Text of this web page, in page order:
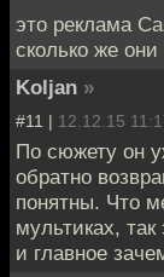
это реклама
сколько же
Koljan »
#11 | 12.12.15
По сюжету он
обратно
понятны. Что
мультиках,
и главное